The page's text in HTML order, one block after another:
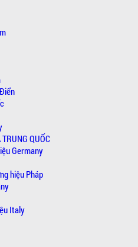
QUỐC
Germany
hiệu Pháp
Italy